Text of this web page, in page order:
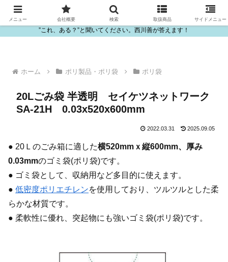
ビニール・プラスチック製品の卸販売は西川善
”これ、ある？”と聞いてください。西川善が答えます！
ホーム ポリ製品・ポリ袋 ポリ袋
20Lごみ袋 半透明 セイケツネットワーク
SA-21H 0.03x520x600mm
2022.03.31 2025.09.05
● 20Ｌのごみ箱に適した横520mmｘ縦600mm、厚み
0.03mmのゴミ袋(ポリ袋)です。
● ゴミ袋として、収納用など多目的に使えます。
● 低密度ポリエチレンを使用しており、ツルツルとした柔
らかな材質です。
● 柔軟性に優れ、突起物にも強いゴミ袋(ポリ袋)です。
メニュー 会社概要 検索 取扱商品 サイドメニュー